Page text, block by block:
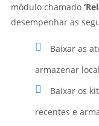
módulo chamado
desempenhar as
Baixar as
armazenar
Baixar os
recentes e